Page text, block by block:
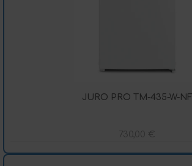
JURO PRO TM-435-W-NF
730,00 €